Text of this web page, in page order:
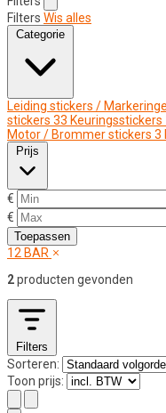
Filters Wis alles
Categorie
Leiding stickers /
stickers 33 Keuringsstickers
Motor / Brommer stickers 3
Prijs
€
€
Toepassen
12 BAR
2producten gevonden
Filters
Sorteren:
Toon prijs: